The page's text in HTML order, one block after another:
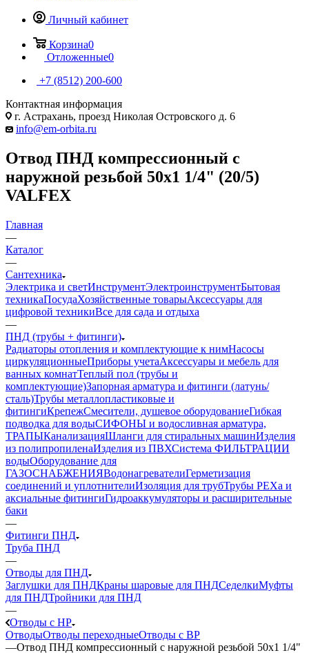
Личный кабинет
Корзина0
Отложенные0
+7 (8512) 200-600
Контактная информация
г. Астрахань, проезд Николая Островского д. 6
info@em-orbita.ru
Отвод ПНД компрессионный с
наружной резьбой 50х1 1/4" (20/5)
VALFEX
Главная
—
Каталог
—
Сантехника
Электрика и светИнструментЭлектроинструментБытовая
техникаПосудаХозяйственные товарыАксессуары для
цифровой техникиВсе для сада и отдыха
—
ПНД (трубы + фитинги)
Радиаторы отопления и комплектующие к нимНасосы
циркуляционныеПриборы учетаАксессуары и мебель для
ванных комнатТеплый пол (трубы и
комплектующие)Запорная арматура и фитинги (латунь/
сталь)Трубы металлопластиковые и
фитингиКрепежСмесители, душевое оборудованиеГибкая
подводка для водыСИФОНЫ и водосливная арматура,
ТРАПЫКанализацияШланги для стиральных машинИзделия
из полипропиленаИзделия из ПВХСистема ФИЛЬТРАЦИИ
водыОборудование для
ГАЗОСНАБЖЕНИЯВодонагревателиГерметизация
соединений и уплотнителиИзоляция для трубТрубы PEXa и
аксиальные фитингиГидроаккумуляторы и расширительные
баки
—
Фитинги ПНД
Труба ПНД
—
Отводы для ПНД
Заглушки для ПНДКраны шаровые для ПНДСеделкиМуфты
для ПНДТройники для ПНД
—
Отводы с НР
ОтводыОтводы переходныеОтводы с ВР
—Отвод ПНД компрессионный с наружной резьбой 50х1 1/4"